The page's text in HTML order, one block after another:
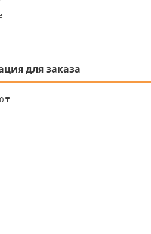
для заказа
₸